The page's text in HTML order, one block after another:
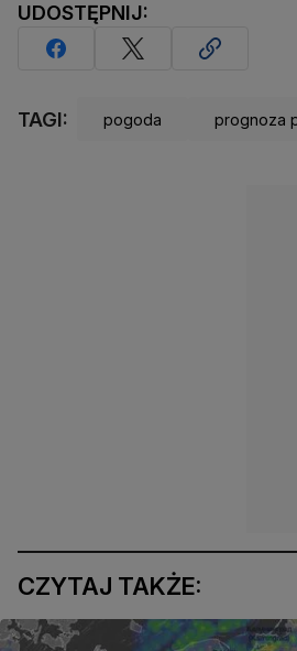
UDOSTĘPNIJ:
TAGI: pogoda prognoza
CZYTAJ TAKŻE: